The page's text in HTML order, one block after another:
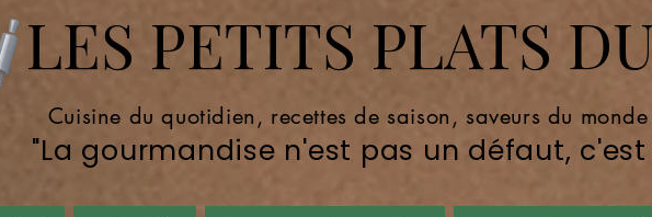
PETITS PLATS
Cuisine du quotidien, recettes de saison, saveurs du
"La gourmandise n'est pas un défaut,